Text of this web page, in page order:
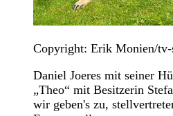
Copyright: Erik Monien/tv-
Daniel Joeres mit seiner
„Theo“ mit Besitzerin
wir geben's zu,